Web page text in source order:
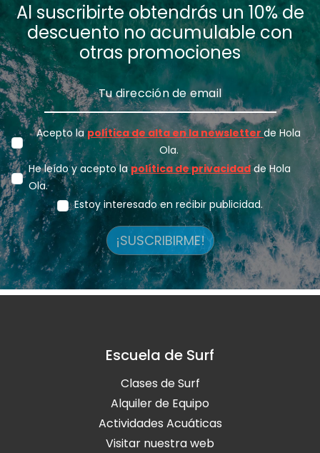
Al suscribirte obtendrás un 10% de
descuento no acumulable con
otras promociones
Acepto lapolítica de alta en la newsletter de Hola
Ola.
He leído y acepto lapolítica de privacidadde Hola
Ola.
Estoy interesado en recibir publicidad.
¡SUSCRIBIRME!
Escuela de Surf
Clases de Surf
Alquiler de Equipo
Actividades Acuáticas
Visitar nuestra web